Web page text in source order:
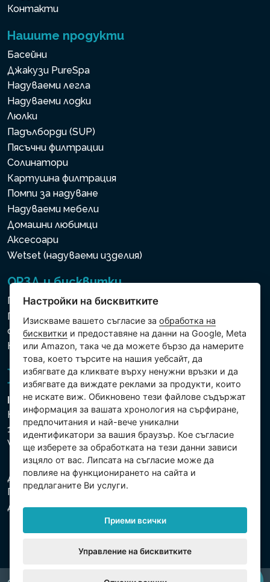
Контакти
Нашите продукти
Басейни
Джакузи PureSpa
Надуваеми легла
Надуваеми лодки
Люлки
Падълборди (SUP)
Пясъчни филтрации
Солинатори
Картушна филтрация
Помпи за надуване
Надуваеми мебели
Домашни любимци
Аксесоари
Wetset (надуваеми изделия)
ОРЗД и бисквитки
Политика за използване на бисквитки
Политика за защита на личните и други
обработвани данни
Настройки на бисквитките
Intex Trading, s.r.o.
Hradecká 2526/3
130 00 Praha 3
Vinohrady - Česká republika
Дружеството е регистрирано в Градския съд в
Прага, раздел С, партида 74759. Ид.№: 26150808,
Данъчен Ид.№: CZ26150808.
Настройки на бисквитките
Изискваме вашето съгласие заобработка на
бисквитки и предоставяне на данни на Google, Meta
или Amazon, така че да можете бързо да намерите
това, което търсите на нашия уебсайт, да
избягвате да кликвате върху ненужни връзки и да
избягвате да виждате реклами за продукти, които
не искате виж. Обикновено тези файлове съдържат
информация за вашата хронология на сърфиране,
предпочитания и най-вече уникални
идентификатори за вашия браузър. Кое съгласие
ще изберете за обработката на тези данни зависи
изцяло от вас. Липсата на съгласие може да
повлияе на функционирането на сайта и
предлаганите Ви услуги.
Приеми всички
Управление на бисквитките